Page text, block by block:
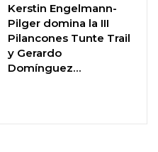
Kerstin Engelmann-
Pilger domina la III
Pilancones Tunte Trail
y Gerardo
Domínguez…